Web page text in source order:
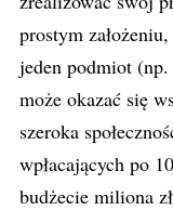
prostym
jeden podmiot
może okazać się
szeroka
wpłacających po
budżecie miliona